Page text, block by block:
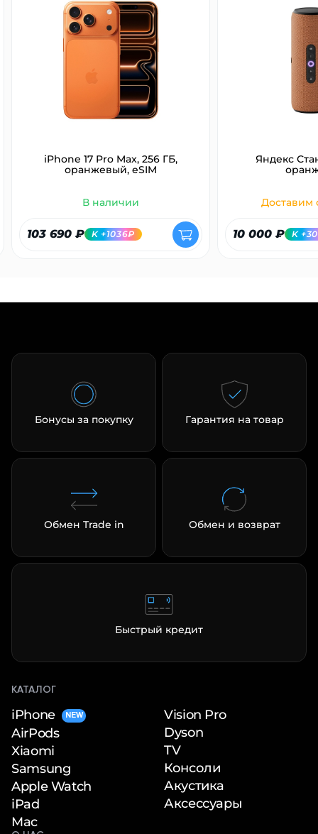
iPhone 17 Pro Max, 256 ГБ,
оранжевый, eSIM
В наличии
103 690 ₽ K +1036₽
Яндекс
Доставим
10 000 ₽ K
Бонусы за покупку Гарантия на товар
Обмен Trade in Обмен и возврат
Быстрый кредит
КАТАЛОГ
iPhone NEW
AirPods
Xiaomi
Samsung
Apple Watch
iPad
Mac
Vision Pro
Dyson
TV
Консоли
Акустика
Аксессуары